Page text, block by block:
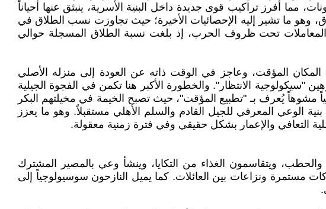
مما أفرز تراكيب قوى جديدة داخل البنية الأسرية، ينبثق عنها أحياناً
وهو ما تشير إليه الإحصائيات الأخيرة؛ حيث تجاوزت نسب الطلاق في
المعاملات تحت ظروف الحرب، إذ بلغت نسبة الطلاق المسجلة حوالي
المؤقت، وعاجز في الوقت ذاته عن العودة إلى منزله الأصلي
"سيكولوجية الانتظار". والخطورة الأكبر هنا تكمن في الفجوة الجيلية
بلا تعليم نظامي، يطورون وعياً اجتماعياً مشوهاً يُعرف بـ "تطبيع المؤقت"، حيث تصبح الخيمة في مخيلتهم البكر
بنية الوعي المعرفي للجيل القادم والسلم الأهلي مستقبلاً. وهو ما يعزز
التعافي والإعمار بشكل حقيقي وفي فترة زمنية معقولة.
ويتقاسمون الغذاء من التكايا، وينشأ وعي بالمصير المشترك
مستمرة ونزاعات بين العائلات. كما يميل النازحون سوسيولوجياً إلى